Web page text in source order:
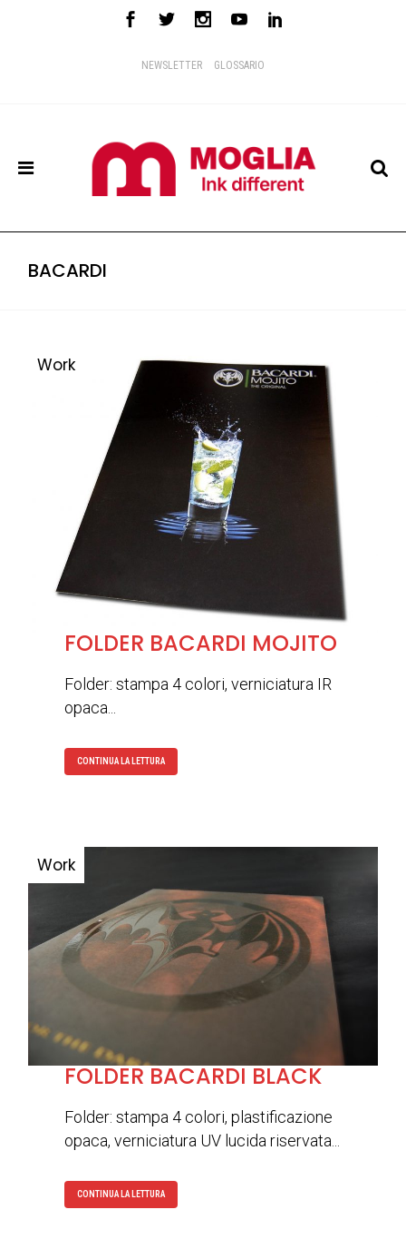
NEWSLETTER GLOSSARIO
BACARDI
FOLDER BACARDI MOJITO
Folder: stampa 4 colori, verniciatura IR
opaca...
CONTINUA LA LETTURA
FOLDER BACARDI BLACK
Folder: stampa 4 colori, plastificazione
opaca, verniciatura UV lucida riservata...
CONTINUA LA LETTURA